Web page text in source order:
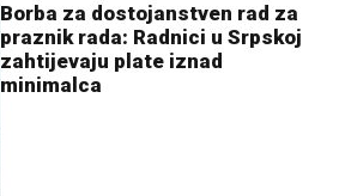
Borba za dostojanstven rad za
praznik rada: Radnici u Srpskoj
zahtijevaju plate iznad
minimalca